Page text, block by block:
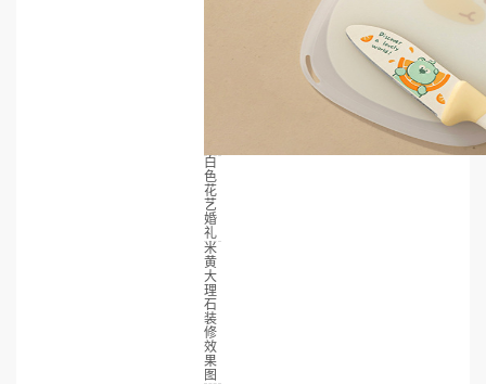
白
色
花
艺
婚
礼
米
黄
大
理
石
装
修
效
果
图